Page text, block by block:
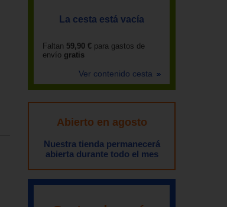
La cesta está vacía
Faltan 59,90 € para gastos de
envío gratis
Ver contenido cesta
Abierto en agosto
Nuestra tienda permanecerá
abierta durante todo el mes